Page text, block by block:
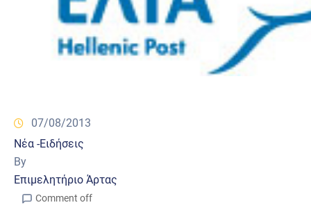
07/08/2013
Νέα -Ειδήσεις
By
Επιμελητήριο Άρτας
Comment off